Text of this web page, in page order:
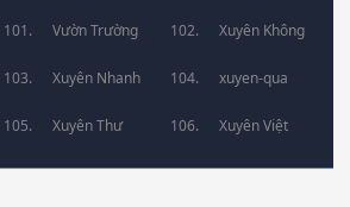
Vườn Trường Xuyên Không
Xuyên Nhanh xuyen-qua
Xuyên Thư Xuyên Việt